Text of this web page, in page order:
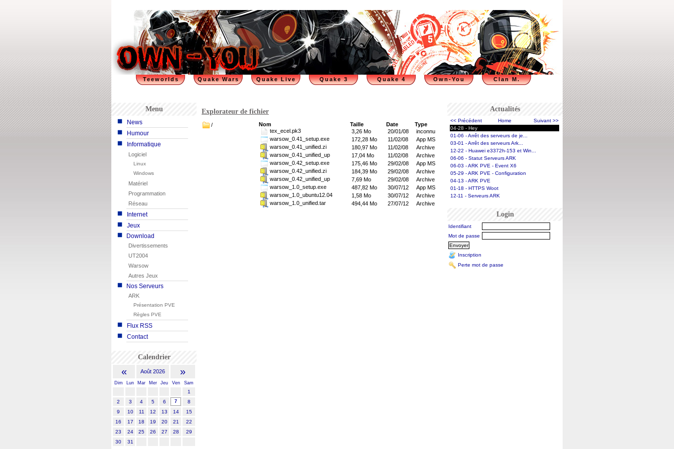
Clan M.
Own-You
Quake 4
Quake 3
Quake Live
Quake Wars
Teeworlds
Menu
News
Humour
Informatique
Logiciel
Linux
Windows
Matériel
Programmation
Réseau
Internet
Jeux
Download
Divertissements
UT2004
Warsow
Autres Jeux
Nos Serveurs
ARK
Présentation PVE
Règles PVE
Flux RSS
Contact
Calendrier
« Août 2026 »
Dim Lun Mar Mer Jeu Ven Sam
1
2
3 4 5 6 7
8
9
10 11 12 13 14
15
16
17 18 19 20 21
22
23
24 25 26 27 28
29
30
31
Actualités
<< Précédent Home
Suivant >>
04-28 - Hey
01-06 - Arrêt des serveurs de je...
03-01 - Arrêt des serveurs Ark...
12-22 - Huawei e3372h-153 et Win...
06-06 - Statut Serveurs ARK
06-03 - ARK PVE - Event X6
05-29 - ARK PVE - Configuration
04-13 - ARK PVE
01-18 - HTTPS Woot
12-11 - Serveurs ARK
Login
Identifiant
Mot de passe
Inscription
Perte mot de passe
Explorateur de fichier
/ Nom Taille Date
Type
tex_ecel.pk3
3,26 Mo 20/01/08
inconnu
warsow_0.41_setup.exe
172,28 Mo 11/02/08
App MS
warsow_0.41_unified.zi
180,97 Mo 11/02/08
Archive
warsow_0.41_unified_up
17,04 Mo 11/02/08
Archive
warsow_0.42_setup.exe
175,46 Mo 29/02/08
App MS
warsow_0.42_unified.zi
184,39 Mo 29/02/08
Archive
warsow_0.42_unified_up
7,69 Mo 29/02/08
Archive
warsow_1.0_setup.exe
487,82 Mo 30/07/12
App MS
warsow_1.0_ubuntu12.04
1,58 Mo 30/07/12
Archive
warsow_1.0_unified.tar
494,44 Mo 27/07/12 Archive